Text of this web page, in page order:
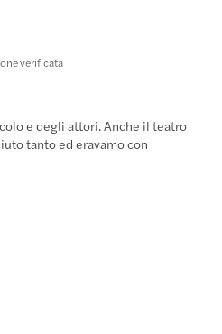
verificata
e degli attori. Anche il teatro
tanto ed eravamo con